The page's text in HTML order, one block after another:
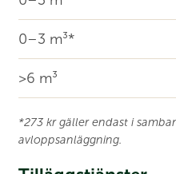
0–3 m³*
>6 m³
*273 kr gäller endast i
avloppsanläggning.